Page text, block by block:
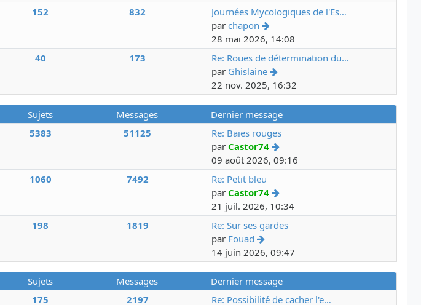
152 832
Journées Mycologiques de l'Es…
par chapon
28 mai 2026, 14:08
40 173
Re: Roues de détermination du…
par Ghislaine
22 nov. 2025, 16:32
Sujets Messages
Dernier message
5383 51125
Re: Baies rouges
par Castor74
09 août 2026, 09:16
1060 7492
Re: Petit bleu
par Castor74
21 juil. 2026, 10:34
198 1819
Re: Sur ses gardes
par Fouad
14 juin 2026, 09:47
Sujets Messages
Dernier message
175 2197 Re: Possibilité de cacher l'e…